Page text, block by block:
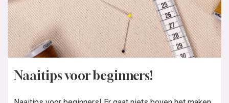
Naaitips voor beginners!